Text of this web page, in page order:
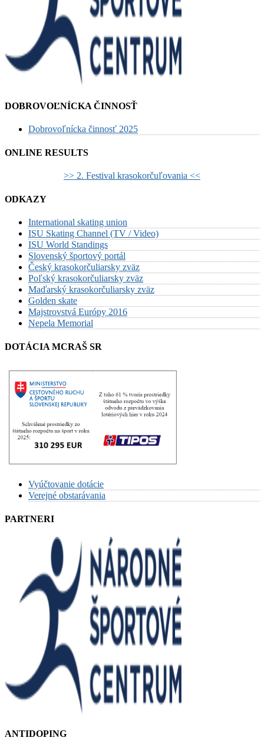
DOBROVOĽNÍCKA ČINNOSŤ
Dobrovoľnícka činnosť 2025
ONLINE RESULTS
>> 2. Festival krasokorčuľovania <<
ODKAZY
International skating union
ISU Skating Channel (TV / Video)
ISU World Standings
Slovenský športový portál
Český krasokorčuliarsky zväz
Poľský krasokorčuliarsky zväz
Maďarský krasokorčuliarsky zväz
Golden skate
Majstrovstvá Európy 2016
Nepela Memorial
DOTÁCIA MCRAŠ SR
Vyúčtovanie dotácie
Verejné obstarávania
PARTNERI
ANTIDOPING